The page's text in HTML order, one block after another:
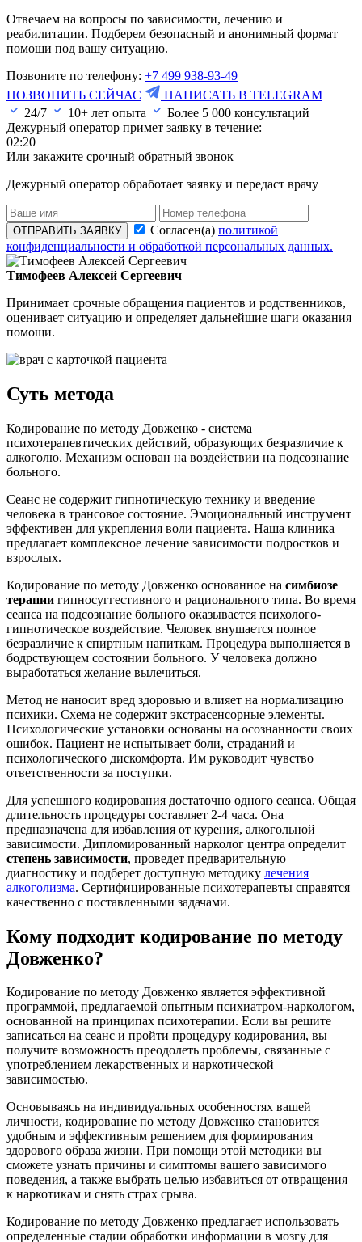
Отвечаем на вопросы по зависимости, лечению и
реабилитации. Подберем безопасный и анонимный формат
помощи под вашу ситуацию.
Позвоните по телефону: +7 499 938-93-49
ПОЗВОНИТЬ СЕЙЧАС
НАПИСАТЬ В TELEGRAM
24/7
10+ лет опыта Более 5 000 консультаций
Дежурный оператор примет заявку в течение:
02:20
Или закажите срочный обратный звонок
Дежурный оператор обработает заявку и передаст врачу
ОТПРАВИТЬ ЗАЯВКУ Согласен(а) политикой
конфиденциальности и обработкой персональных данных.
Тимофеев Алексей Сергеевич
Принимает срочные обращения пациентов и родственников,
оценивает ситуацию и определяет дальнейшие шаги оказания
помощи.
Суть метода
Кодирование по методу Довженко - система
психотерапевтических действий, образующих безразличие к
алкоголю. Механизм основан на воздействии на подсознание
больного.
Сеанс не содержит гипнотическую технику и введение
человека в трансовое состояние. Эмоциональный инструмент
эффективен для укрепления воли пациента. Наша клиника
предлагает комплексное лечение зависимости подростков и
взрослых.
Кодирование по методу Довженко основанное на симбиозе
терапии гипносуггестивного и рационального типа. Во время
сеанса на подсознание больного оказывается психолого-
гипнотическое воздействие. Человек внушается полное
безразличие к спиртным напиткам. Процедура выполняется в
бодрствующем состоянии больного. У человека должно
выработаться желание вылечиться.
Метод не наносит вред здоровью и влияет на нормализацию
психики. Схема не содержит экстрасенсорные элементы.
Психологические установки основаны на осознанности своих
ошибок. Пациент не испытывает боли, страданий и
психологического дискомфорта. Им руководит чувство
ответственности за поступки.
Для успешного кодирования достаточно одного сеанса. Общая
длительность процедуры составляет 2-4 часа. Она
предназначена для избавления от курения, алкогольной
зависимости. Дипломированный нарколог центра определит
степень зависимости, проведет предварительную
диагностику и подберет доступную методику лечения
алкоголизма. Сертифицированные психотерапевты справятся
качественно с поставленными задачами.
Кому подходит кодирование по методу
Довженко?
Кодирование по методу Довженко является эффективной
программой, предлагаемой опытным психиатром-наркологом,
основанной на принципах психотерапии. Если вы решите
записаться на сеанс и пройти процедуру кодирования, вы
получите возможность преодолеть проблемы, связанные с
употреблением лекарственных и наркотической
зависимостью.
Основываясь на индивидуальных особенностях вашей
личности, кодирование по методу Довженко становится
удобным и эффективным решением для формирования
здорового образа жизни. При помощи этой методики вы
сможете узнать причины и симптомы вашего зависимого
поведения, а также выбрать целью избавиться от отвращения
к наркотикам и снять страх срыва.
Кодирование по методу Довженко предлагает использовать
определенные стадии обработки информации в мозгу для